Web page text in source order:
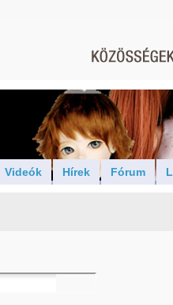
Videók Hírek Fórum